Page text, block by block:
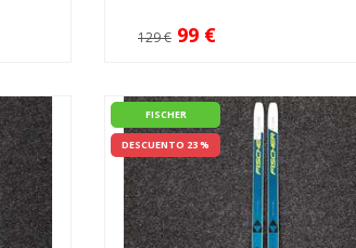
129 € 99 €
FISCHER
DESCUENTO 23 %